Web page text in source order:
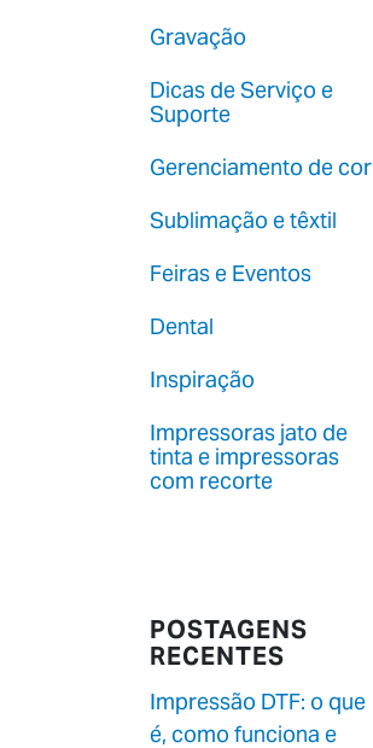
Gravação
Dicas de Serviço e
Suporte
Gerenciamento de cor
Sublimação e têxtil
Feiras e Eventos
Dental
Inspiração
Impressoras jato de
tinta e impressoras
com recorte
POSTAGENS
RECENTES
Impressão DTF: o que
é, como funciona e